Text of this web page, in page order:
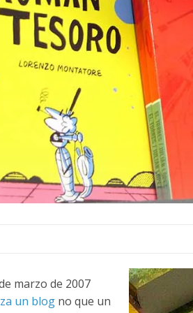
marzo de 2007
un blog no que un